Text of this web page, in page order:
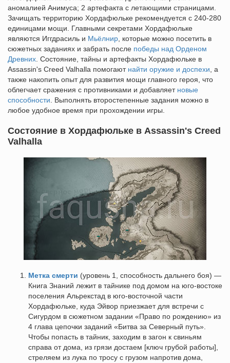
аномалией Анимуса; 2 артефакта с летающими страницами.
Зачищать территорию Хордафюльке рекомендуется с 240-280
единицами мощи. Главными секретами Хордафюльке
являются Иггдрасиль и Мьёлнир , которые можно посетить в
сюжетных заданиях и забрать после победы над Орденом
Древних . Состояние, тайны и артефакты Хордафюльке в
Assassin's Creed Valhalla помогают найти оружие и доспехи , а
также накопить опыт для развития мощи главного героя, что
облегчает сражения с противниками и добавляет новые
способности . Выполнять второстепенные задания можно в
любое удобное время при прохождении игры.
Состояние в Хордафюльке в Assassin's Creed
Valhalla
Метка смерти (уровень 1, способность дальнего боя) —
Книга Знаний лежит в тайнике под домом на юго-востоке
поселения Альрекстад в юго-восточной части
Хордафюльке, куда Эйвор приезжает для встречи с
Сигурдом в сюжетном задании «Право по рождению» из
4 глава цепочки заданий «Битва за Северный путь».
Чтобы попасть в тайник, заходим в загон к свиньям
справа от дома, из грязи достаем [ключ грубой работы],
стреляем из лука по тросу с грузом напротив дома,